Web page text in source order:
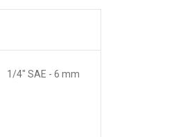
1/4" SAE - 6 mm